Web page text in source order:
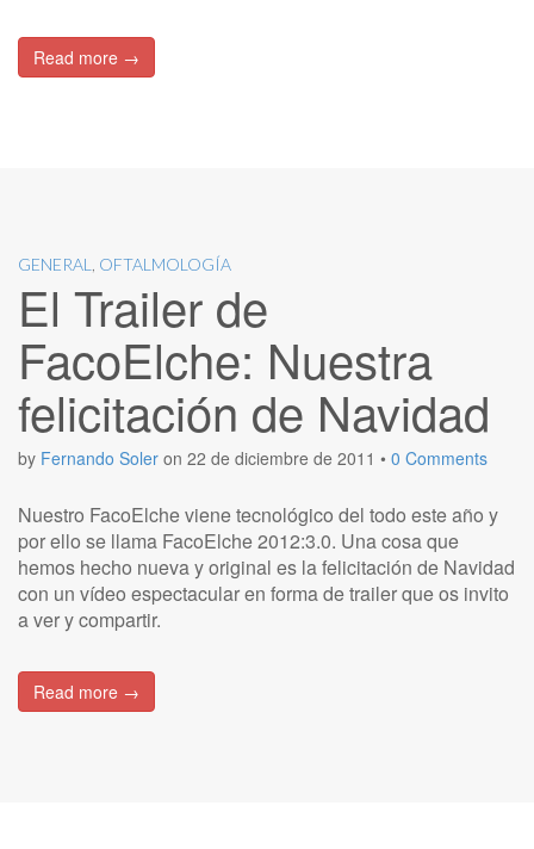
Read more →
GENERAL OFTALMOLOGÍA
El Trailer de
FacoElche: Nuestra
felicitación de Navidad
by Fernando Soler on 22 de diciembre de 2011 • 0 Comments
Nuestro FacoElche viene tecnológico del todo este año y
por ello se llama FacoElche 2012:3.0. Una cosa que
hemos hecho nueva y original es la felicitación de Navidad
con un vídeo espectacular en forma de trailer que os invito
a ver y compartir.
Read more →